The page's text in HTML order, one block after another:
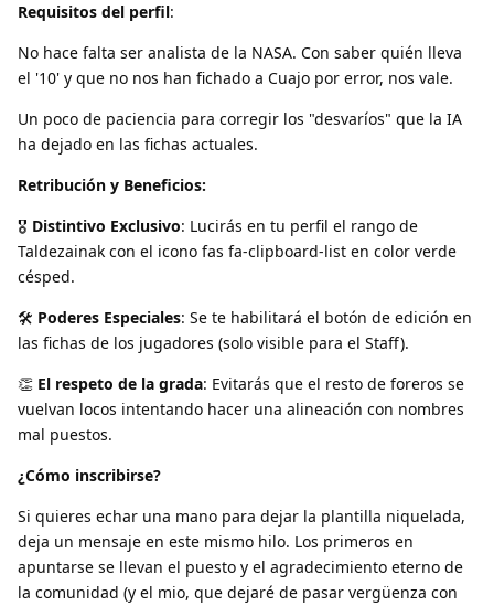
Requisitos del perfil:
No hace falta ser analista de la NASA. Con saber quién lleva
el '10' y que no nos han fichado a Cuajo por error, nos vale.
Un poco de paciencia para corregir los "desvaríos" que la IA
ha dejado en las fichas actuales.
Retribución y Beneficios:
🎖️ Distintivo Exclusivo: Lucirás en tu perfil el rango de
Taldezainak con el icono fas fa-clipboard-list en color verde
césped.
🛠️ Poderes Especiales: Se te habilitará el botón de edición en
las fichas de los jugadores (solo visible para el Staff).
👏 El respeto de la grada: Evitarás que el resto de foreros se
vuelvan locos intentando hacer una alineación con nombres
mal puestos.
¿Cómo inscribirse?
Si quieres echar una mano para dejar la plantilla niquelada,
deja un mensaje en este mismo hilo. Los primeros en
apuntarse se llevan el puesto y el agradecimiento eterno de
la comunidad (y el mio, que dejaré de pasar vergüenza con